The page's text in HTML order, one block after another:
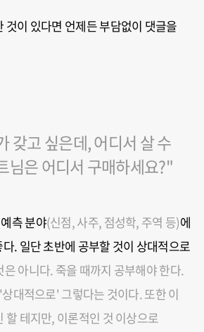
이 있다면 언제든 부담없이 댓글을
갖고 싶은데, 어디서 살 수
님은 어디서 구매하세요?"
측 분야(신점, 사주, 점성학, 주역 등)에
. 일단 초반에 공부할 것이 상대적으로
은 아니다. 죽을 때까지 공부해야 한다.
대적으로' 그렇다는 것이다. 또한 이
할 테지만, 이론적인 것 이상으로